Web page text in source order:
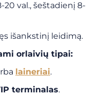
val., šeštadienį 8-
išankstinį leidimą.
orlaivių tipai:
laineriai.
terminalas.